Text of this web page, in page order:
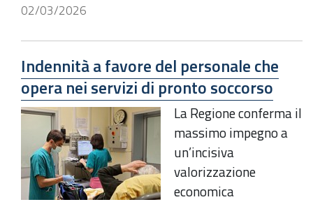
02/03/2026
Indennità a favore del personale che
opera nei servizi di pronto soccorso
La Regione conferma il
massimo impegno a
un’incisiva
valorizzazione
economica